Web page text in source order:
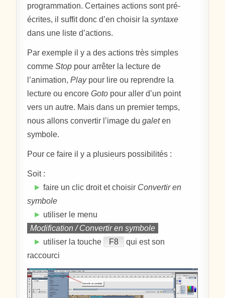
programmation. Certaines actions sont pré-
écrites, il suffit donc d’en choisir lasyntaxe
dans une liste d’actions.
Par exemple il y a des actions très simples
commeStop pour arrêter la lecture de
l’animation,Playpour lire ou reprendre la
lecture ou encoreGoto pour aller d’un point
vers un autre. Mais dans un premier temps,
nous allons convertir l’image dugaleten
symbole.
Pour ce faire il y a plusieurs possibilités :
Soit :
► faire un clic droit et choisir Convertir en
symbole
► utiliser le menu
Modification / Convertir en symbole
► utiliser la touche F8
qui est son
raccourci